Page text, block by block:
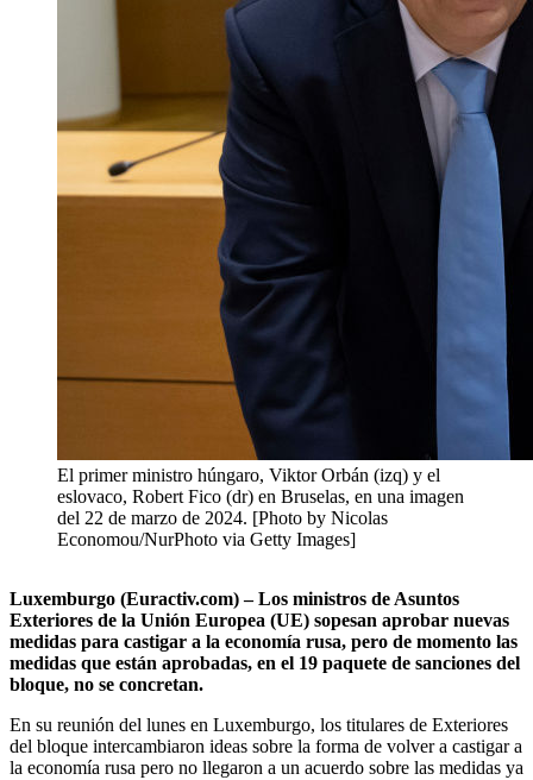
El primer ministro húngaro, Viktor Orbán (izq) y el
eslovaco, Robert Fico (dr) en Bruselas, en una imagen
del 22 de marzo de 2024. [Photo by Nicolas
Economou/NurPhoto via Getty Images]
Luxemburgo (Euractiv.com) – Los ministros de Asuntos
Exteriores de la Unión Europea (UE) sopesan aprobar nuevas
medidas para castigar a la economía rusa, pero de momento las
medidas que están aprobadas, en el 19 paquete de sanciones del
bloque, no se concretan.
En su reunión del lunes en Luxemburgo, los titulares de Exteriores
del bloque intercambiaron ideas sobre la forma de volver a castigar a
la economía rusa pero no llegaron a un acuerdo sobre las medidas ya